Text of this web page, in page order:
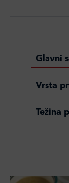
Glavni
Vrsta
Težina